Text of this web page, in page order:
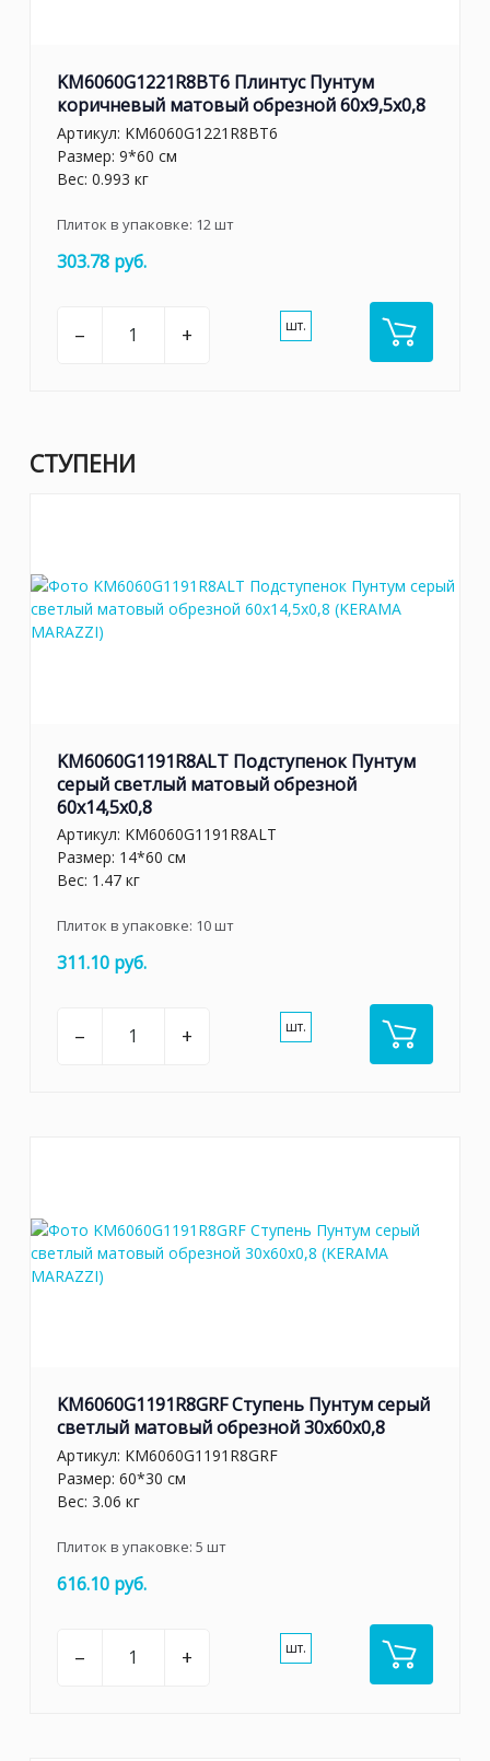
KM6060G1221R8BT6 Плинтус Пунтум
коричневый матовый обрезной 60x9,5x0,8
Артикул: KM6060G1221R8BT6
Размер: 9*60 см
Вес: 0.993 кг
Плиток в упаковке: 12шт
303.78 руб.
– + шт.
СТУПЕНИ
KM6060G1191R8ALT Подступенок Пунтум
серый светлый матовый обрезной
60x14,5x0,8
Артикул: KM6060G1191R8ALT
Размер: 14*60 см
Вес: 1.47 кг
Плиток в упаковке: 10шт
311.10 руб.
– + шт.
KM6060G1191R8GRF Ступень Пунтум серый
светлый матовый обрезной 30x60x0,8
Артикул: KM6060G1191R8GRF
Размер: 60*30 см
Вес: 3.06 кг
Плиток в упаковке: 5 шт
616.10 руб.
– + шт.